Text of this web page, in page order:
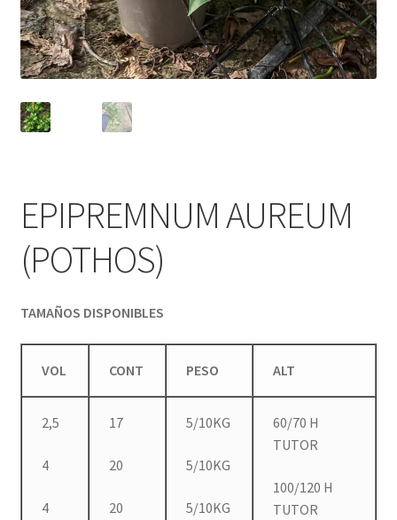
EPIPREMNUM AUREUM
(POTHOS)
TAMAÑOS DISPONIBLES
VOL CONT PESO ALT
2,5
4
4
17
20
20
5/10KG
5/10KG
5/10KG
60/70 H
TUTOR
100/120 H
TUTOR